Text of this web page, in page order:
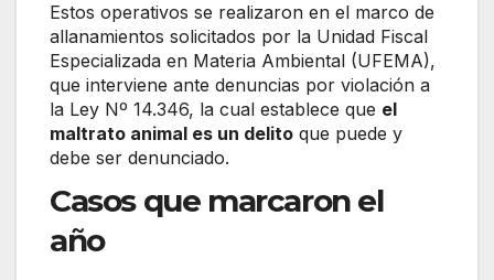
Estos operativos se realizaron en el marco de
allanamientos solicitados por la Unidad Fiscal
Especializada en Materia Ambiental (UFEMA),
que interviene ante denuncias por violación a
la Ley Nº 14.346, la cual establece que el
maltrato animal es un delito que puede y
debe ser denunciado.
Casos que marcaron el
año